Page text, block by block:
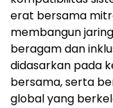
erat bersama
membangun
beragam dan
didasarkan pada
bersama, serta
global yang